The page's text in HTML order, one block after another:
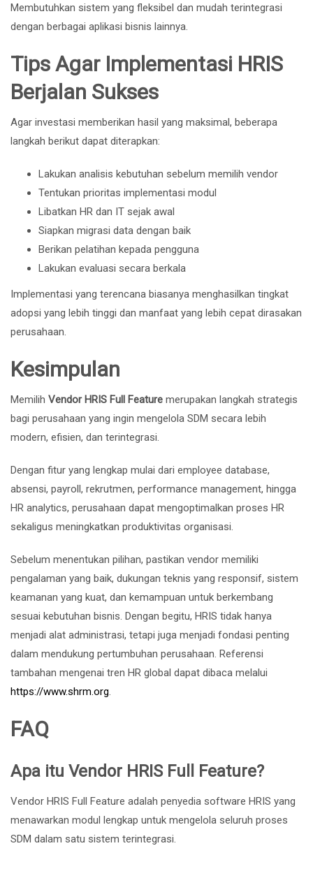
Membutuhkan sistem yang fleksibel dan mudah terintegrasi
dengan berbagai aplikasi bisnis lainnya.
Tips Agar Implementasi HRIS
Berjalan Sukses
Agar investasi memberikan hasil yang maksimal, beberapa
langkah berikut dapat diterapkan:
Lakukan analisis kebutuhan sebelum memilih vendor
Tentukan prioritas implementasi modul
Libatkan HR dan IT sejak awal
Siapkan migrasi data dengan baik
Berikan pelatihan kepada pengguna
Lakukan evaluasi secara berkala
Implementasi yang terencana biasanya menghasilkan tingkat
adopsi yang lebih tinggi dan manfaat yang lebih cepat dirasakan
perusahaan.
Kesimpulan
Memilih Vendor HRIS Full Feature merupakan langkah strategis
bagi perusahaan yang ingin mengelola SDM secara lebih
modern, efisien, dan terintegrasi.
Dengan fitur yang lengkap mulai dari employee database,
absensi, payroll, rekrutmen, performance management, hingga
HR analytics, perusahaan dapat mengoptimalkan proses HR
sekaligus meningkatkan produktivitas organisasi.
Sebelum menentukan pilihan, pastikan vendor memiliki
pengalaman yang baik, dukungan teknis yang responsif, sistem
keamanan yang kuat, dan kemampuan untuk berkembang
sesuai kebutuhan bisnis. Dengan begitu, HRIS tidak hanya
menjadi alat administrasi, tetapi juga menjadi fondasi penting
dalam mendukung pertumbuhan perusahaan. Referensi
tambahan mengenai tren HR global dapat dibaca melalui
https://www.shrm.org.
FAQ
Apa itu Vendor HRIS Full Feature?
Vendor HRIS Full Feature adalah penyedia software HRIS yang
menawarkan modul lengkap untuk mengelola seluruh proses
SDM dalam satu sistem terintegrasi.